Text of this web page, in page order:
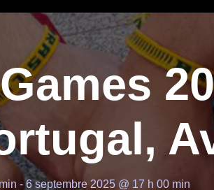
-6 septembre 2025 @ 17 h 00 min